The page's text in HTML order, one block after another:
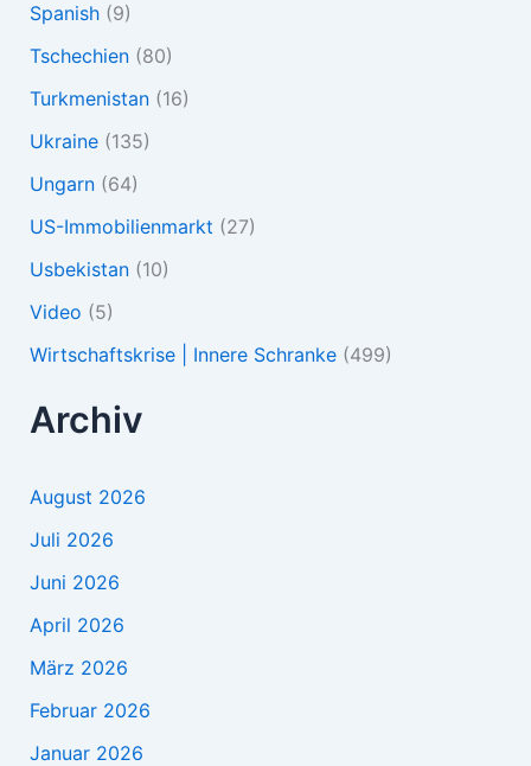
Spanish(9)
Tschechien(80)
Turkmenistan(16)
Ukraine(135)
Ungarn(64)
US-Immobilienmarkt (27)
Usbekistan(10)
Video (5)
Wirtschaftskrise | Innere Schranke(499)
Archiv
August 2026
Juli 2026
Juni 2026
April 2026
März 2026
Februar 2026
Januar 2026